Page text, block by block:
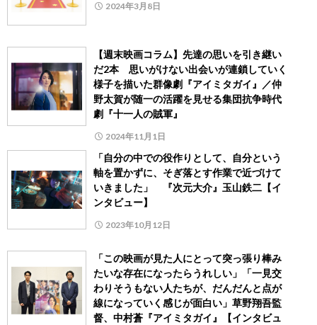
2024年3月8日
【週末映画コラム】先達の思いを引き継い
だ2本 思いがけない出会いが連鎖していく
様子を描いた群像劇『アイミタガイ』／仲
野太賀が随一の活躍を見せる集団抗争時代
劇『十一人の賊軍』
2024年11月1日
「自分の中での役作りとして、自分という
軸を置かずに、そぎ落とす作業で近づけて
いきました」 『次元大介』玉山鉄二【イ
ンタビュー】
2023年10月12日
「この映画が見た人にとって突っ張り棒み
たいな存在になったらうれしい」「一見交
わりそうもない人たちが、だんだんと点が
線になっていく感じが面白い」草野翔吾監
督、中村蒼『アイミタガイ』【インタビュ